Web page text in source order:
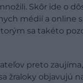
Skôr ide o
médií a online
sa takéto
preto
žraloky objavujú